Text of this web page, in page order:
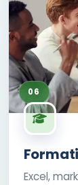
06
Excel,